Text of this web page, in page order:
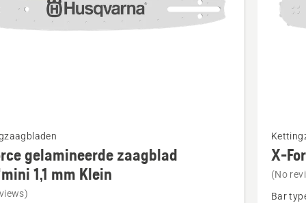
gelamineerde zaagblad
1,1 mm Klein
meer
details
over
X-
(No
Bar